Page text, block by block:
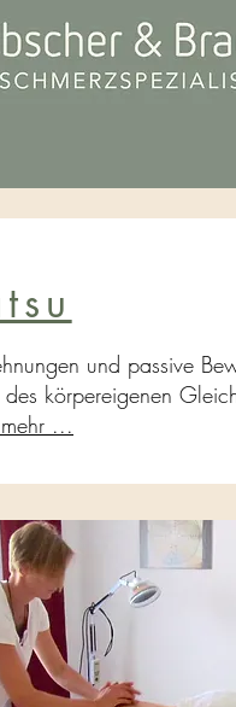
und passive
des körpereigenen
...